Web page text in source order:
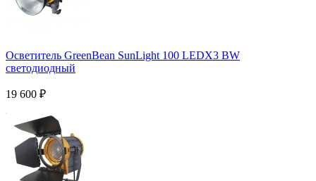
Осветитель GreenBean SunLight 100 LEDX3 BW
светодиодный
19 600 ₽